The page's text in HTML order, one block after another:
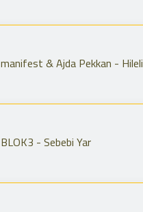
manifest & Ajda Pekkan - Hileli
BLOK3 - Sebebi Yar